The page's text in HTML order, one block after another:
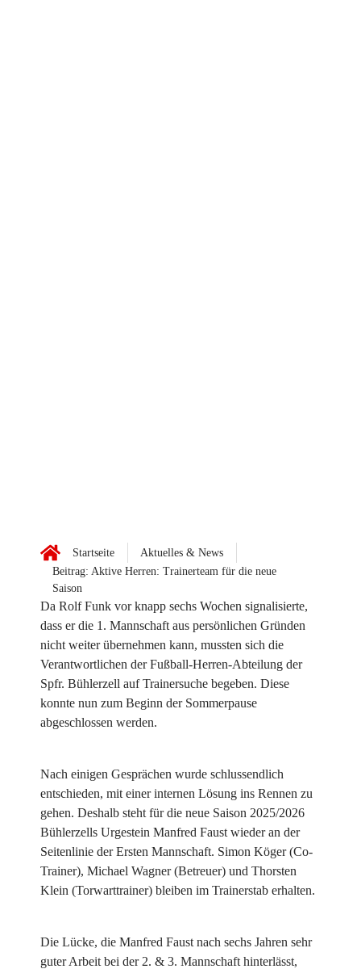
Startseite
Aktuelles & News
Beitrag: Aktive Herren: Trainerteam für die neue
Saison
Da Rolf Funk vor knapp sechs Wochen signalisierte,
dass er die 1. Mannschaft aus persönlichen Gründen
nicht weiter übernehmen kann, mussten sich die
Verantwortlichen der Fußball-Herren-Abteilung der
Spfr. Bühlerzell auf Trainersuche begeben. Diese
konnte nun zum Beginn der Sommerpause
abgeschlossen werden.
Nach einigen Gesprächen wurde schlussendlich
entschieden, mit einer internen Lösung ins Rennen zu
gehen. Deshalb steht für die neue Saison 2025/2026
Bühlerzells Urgestein Manfred Faust wieder an der
Seitenlinie der Ersten Mannschaft. Simon Köger (Co-
Trainer), Michael Wagner (Betreuer) und Thorsten
Klein (Torwarttrainer) bleiben im Trainerstab erhalten.
Die Lücke, die Manfred Faust nach sechs Jahren sehr
guter Arbeit bei der 2. & 3. Mannschaft hinterlässt,